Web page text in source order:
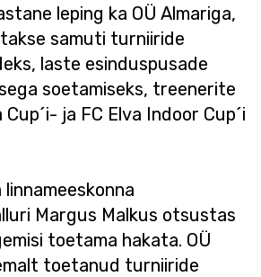
leping ka OÜ Almariga,
samuti turniiride
laste esinduspusade
soetamiseks, treenerite
ja FC Elva Indoor Cup´i
Margus Malkus otsustas
toetama hakata. OÜ
toetanud turniiride